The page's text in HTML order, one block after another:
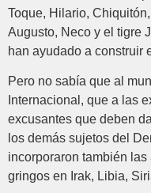
Toque, Hilario,
Augusto, Neco y el tigre
han ayudado a construir
Pero no sabía que al
Internacional, que a las
excusantes que deben
los demás sujetos del
incorporaron también
gringos en Irak, Libia,